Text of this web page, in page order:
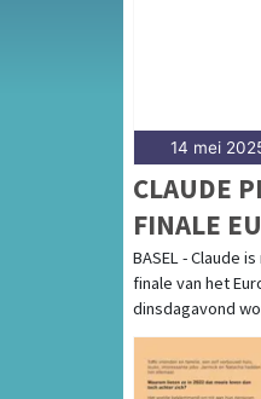
14 mei
CLAUDE
FINALE
BASEL - Claude
finale van het
dinsdagavond